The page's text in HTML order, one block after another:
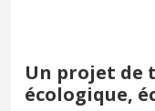
Un projet
écologique,